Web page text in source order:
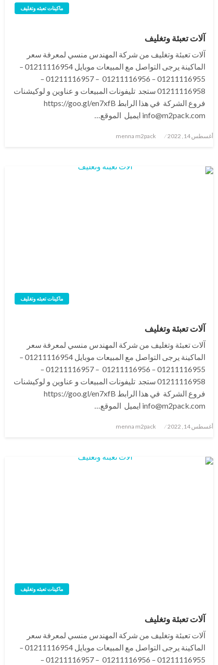
ماكينات تعبئه وتغليف
آلات تعبئة وتغليف
آلات تعبئة وتغليف من شركة المهندس منسي لمعرفة سعر
الماكينة يرجى التواصل مع المبيعات موبايل 01211116954 –
01211116955 – 01211116956 – 01211116957 –
01211116958 ستجد تليفونات المبيعات و عناوين و لوكيشنات
فروع الشركة في هذا الرابط https://goo.gl/en7xfB
info@m2pack.com ايميل الموقع…
نُشر
أغسطس 14, 2022 menna m2pack
ماكينات تعبئه وتغليف
آلات تعبئة وتغليف
آلات تعبئة وتغليف من شركة المهندس منسي لمعرفة سعر
الماكينة يرجى التواصل مع المبيعات موبايل 01211116954 –
01211116955 – 01211116956 – 01211116957 –
01211116958 ستجد تليفونات المبيعات و عناوين و لوكيشنات
فروع الشركة في هذا الرابط https://goo.gl/en7xfB
info@m2pack.com ايميل الموقع…
نُشر
أغسطس 14, 2022 menna m2pack
ماكينات تعبئه وتغليف
‏‏آلات تعبئة وتغليف
‏‏آلات تعبئة وتغليف من شركة المهندس منسي لمعرفة سعر
الماكينة يرجى التواصل مع المبيعات موبايل 01211116954 –
01211116955 – 01211116956 – 01211116957 –